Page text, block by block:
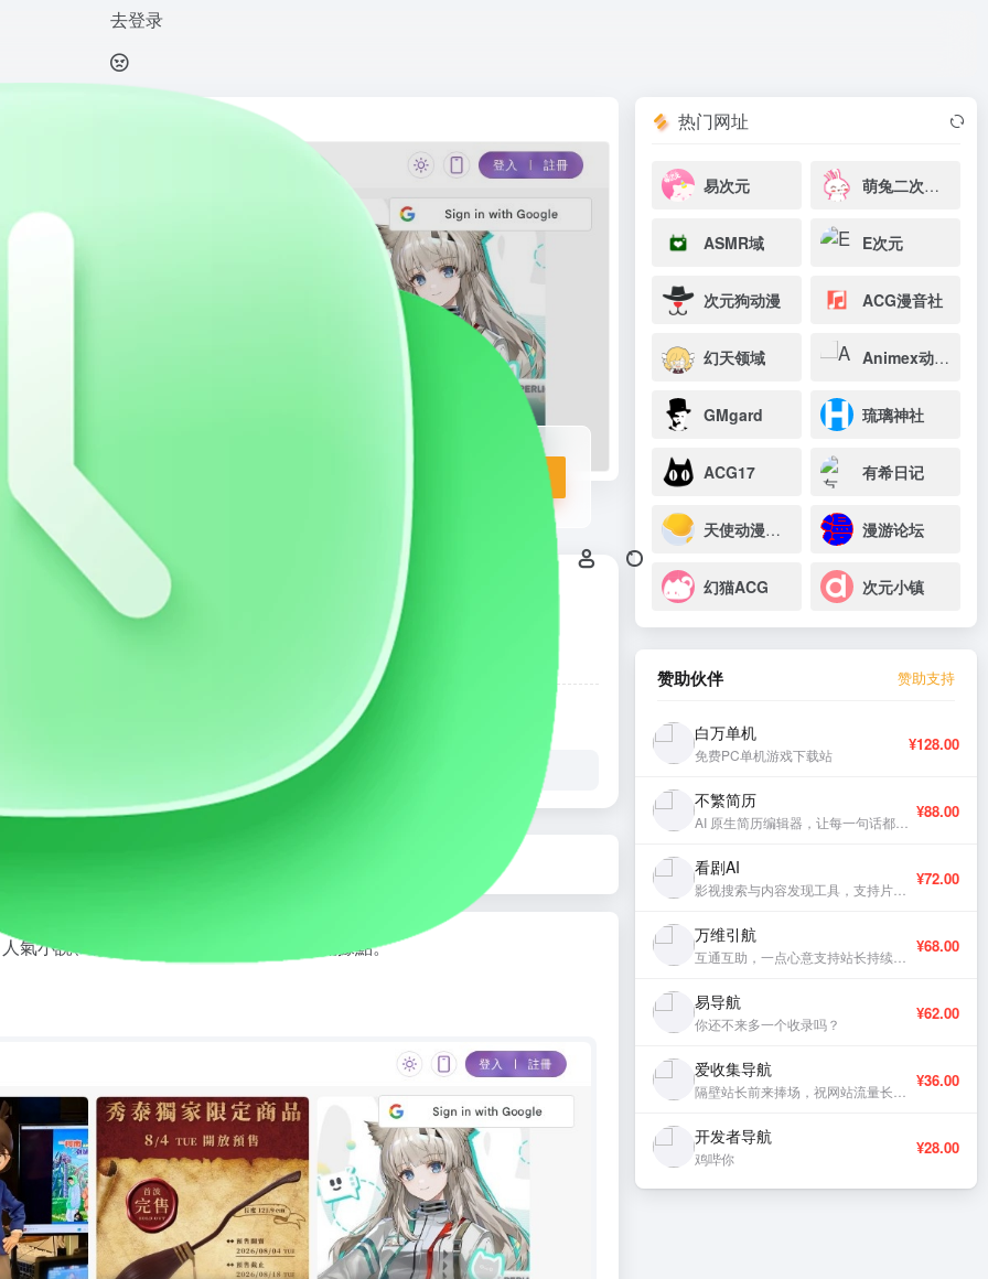
去登录
乙女遊戲、BL動漫、人氣小說、創作分享，打造女性向文化交流據點。
氣小說、創作分享，打造女性向文化交流據點。
热门网址
易次元 萌兔二次元论坛
ASMR域 E次元
次元狗动漫 ACG漫音社
幻天领域 Animex动漫社
GMgard 琉璃神社
ACG17 有希日记
天使动漫论坛 漫游论坛
幻猫ACG 次元小镇
赞助伙伴 赞助支持
白万单机
免费PC单机游戏下载站
¥128.00
不繁简历 ¥88.00
看剧AI ¥72.00
万维引航 ¥68.00
易导航
你还不来多一个收录吗？
¥62.00
爱收集导航 ¥36.00
开发者导航
鸡哔你
¥28.00